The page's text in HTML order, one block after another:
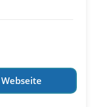
Webseite